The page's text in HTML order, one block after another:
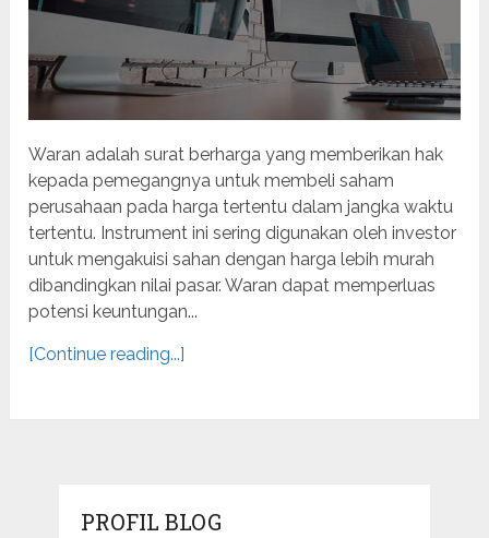
Waran adalah surat berharga yang memberikan hak
kepada pemegangnya untuk membeli saham
perusahaan pada harga tertentu dalam jangka waktu
tertentu. Instrument ini sering digunakan oleh investor
untuk mengakuisi sahan dengan harga lebih murah
dibandingkan nilai pasar. Waran dapat memperluas
potensi keuntungan...
[Continue reading...]
PROFIL BLOG